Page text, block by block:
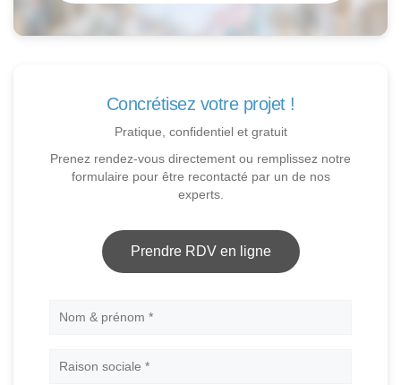
Concrétisez votre projet !
Pratique, confidentiel et gratuit
Prenez rendez-vous directement ou remplissez notre
formulaire pour être recontacté par un de nos
experts.
Prendre RDV en ligne
Nom